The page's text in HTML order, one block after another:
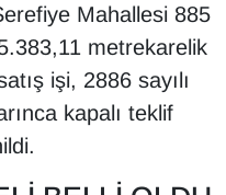
Mahallesi 885
metrekarelik
işi, 2886 sayılı
kapalı teklif